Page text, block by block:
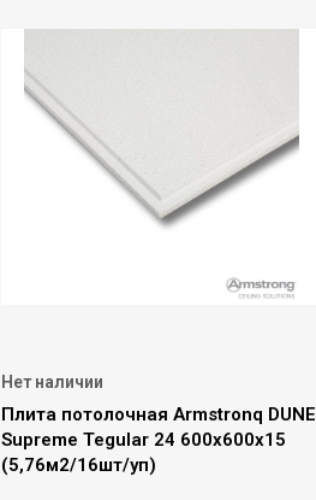
Нет наличии
Плита потолочная Armstronq DUNE
Supreme Tegular 24 600х600х15
(5,76м2/16шт/уп)